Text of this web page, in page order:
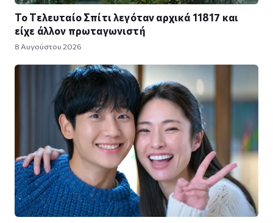
Το Τελευταίο Σπίτι λεγόταν αρχικά 11817 και
είχε άλλον πρωταγωνιστή
8 Αυγούστου 2026